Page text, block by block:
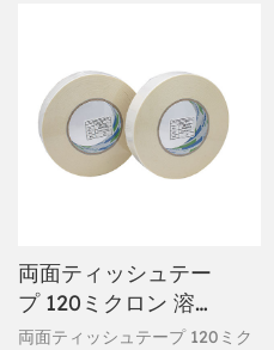
両面ティッシュテー
プ 120ミクロン 溶剤
ベース
両面ティッシュテープ 120ミク